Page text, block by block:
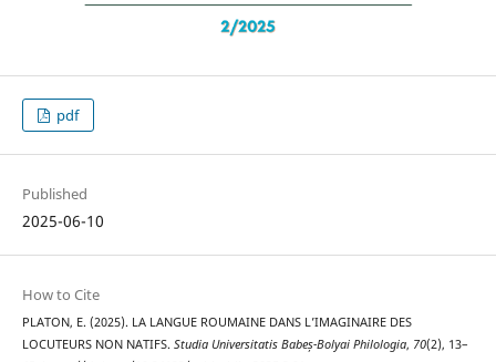
pdf
Published
2025-06-10
How to Cite
PLATON, E. (2025). LA LANGUE ROUMAINE DANS L’IMAGINAIRE DES
LOCUTEURS NON NATIFS. Studia Universitatis Babeș-Bolyai Philologia, 70(2), 13–